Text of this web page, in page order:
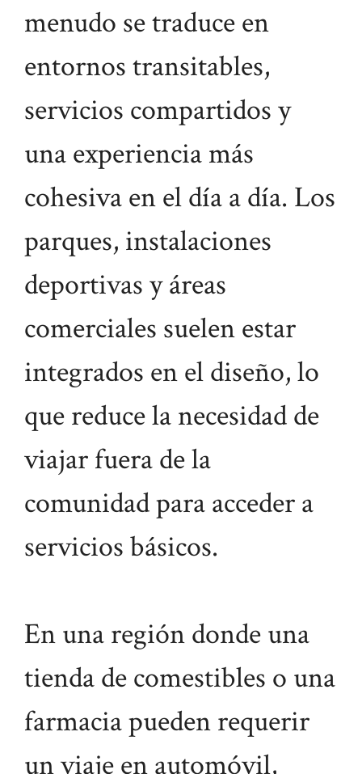
menudo se traduce en
entornos transitables,
servicios compartidos y
una experiencia más
cohesiva en el día a día. Los
parques, instalaciones
deportivas y áreas
comerciales suelen estar
integrados en el diseño, lo
que reduce la necesidad de
viajar fuera de la
comunidad para acceder a
servicios básicos.
En una región donde una
tienda de comestibles o una
farmacia pueden requerir
un viaje en automóvil,